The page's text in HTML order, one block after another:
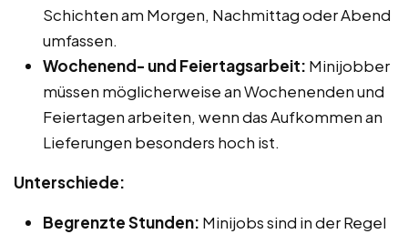
Schichten am Morgen, Nachmittag oder Abend
umfassen.
Wochenend- und Feiertagsarbeit: Minijobber
müssen möglicherweise an Wochenenden und
Feiertagen arbeiten, wenn das Aufkommen an
Lieferungen besonders hoch ist.
Unterschiede:
Begrenzte Stunden: Minijobs sind in der Regel